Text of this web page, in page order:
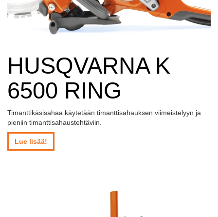
HUSQVARNA K
6500 RING
Timanttikäsisahaa käytetään timanttisahauksen viimeistelyyn ja
pieniin timanttisahaustehtäviin.
Lue lisää!